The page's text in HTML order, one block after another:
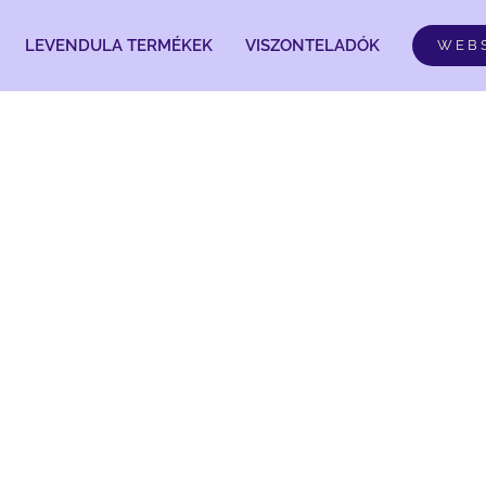
LEVENDULA TERMÉKEK VISZONTELADÓK